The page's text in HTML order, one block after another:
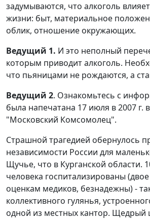
задумываются, что алкоголь
жизни: быт, материальное
облик, отношение окружающих.
Ведущий 1. И это неполный
которым приводит алкоголь.
что пьяницами не рождаются, а
Ведущий 2. Ознакомьтесь с
была напечатана 17 июля в 2007 г.
"Московский Комсомолец".
Страшной трагедией обернулось
независимости России для
Щучье, что в Курганской области.
человека госпитализированы
оценкам медиков, безнадежны) -
коллективного гулянья,
одной из местных кантор.